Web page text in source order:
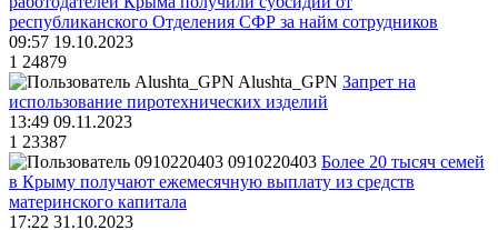
республиканского Отделения СФР за найм сотрудников
09:57 19.10.2023
1 24879
Alushta_GPN Запрет на
использование пиротехнических изделий
13:49 09.11.2023
1 23387
0910220403 Более 20 тысяч семей
в Крыму получают ежемесячную выплату из средств
материнского капитала
17:22 31.10.2023